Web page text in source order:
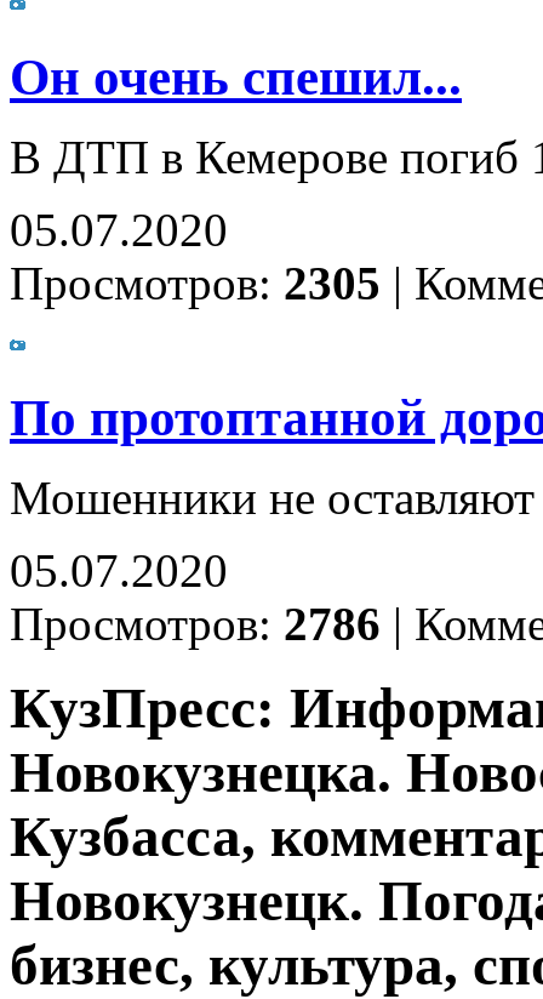
Он очень спешил...
В ДТП в Кемерове погиб
05.07.2020
Просмотров: 2305 |
По протоптанной
Мошенники не
05.07.2020
Просмотров: 2786 |
КузПресс:
Новокузнецка.
Кузбасса,
Новокузнецк.
бизнес, культура,